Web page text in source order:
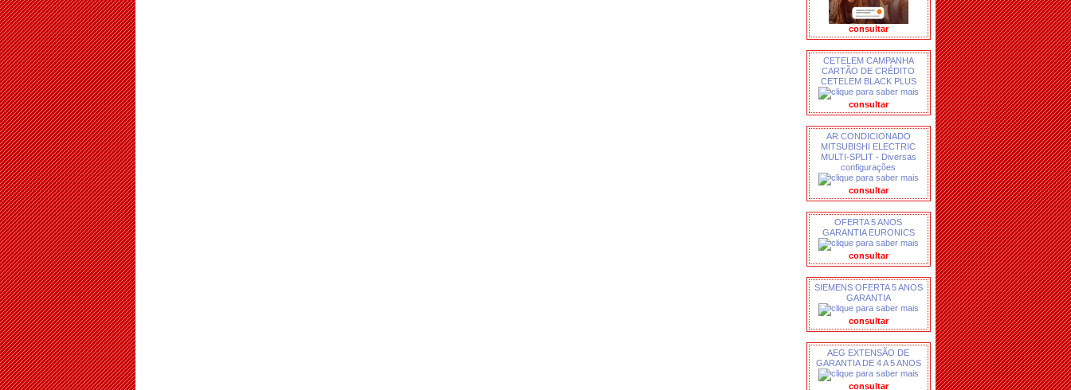
consultar
CETELEM CAMPANHA
CARTÃO DE CRÉDITO
CETELEM BLACK PLUS
consultar
AR CONDICIONADO
MITSUBISHI ELECTRIC
MULTI-SPLIT - Diversas
configurações
consultar
OFERTA 5 ANOS
GARANTIA EURONICS
consultar
SIEMENS OFERTA 5 ANOS
GARANTIA
consultar
AEG EXTENSÃO DE
GARANTIA DE 4 A 5 ANOS
consultar